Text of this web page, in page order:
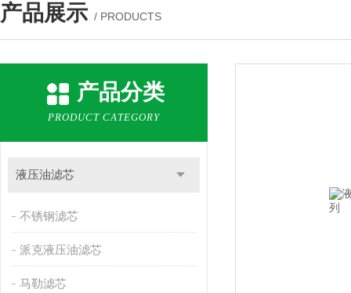
产品展示 / PRODUCTS
产品分类
PRODUCT CATEGORY
液压油滤芯
不锈钢滤芯
派克液压油滤芯
马勒滤芯